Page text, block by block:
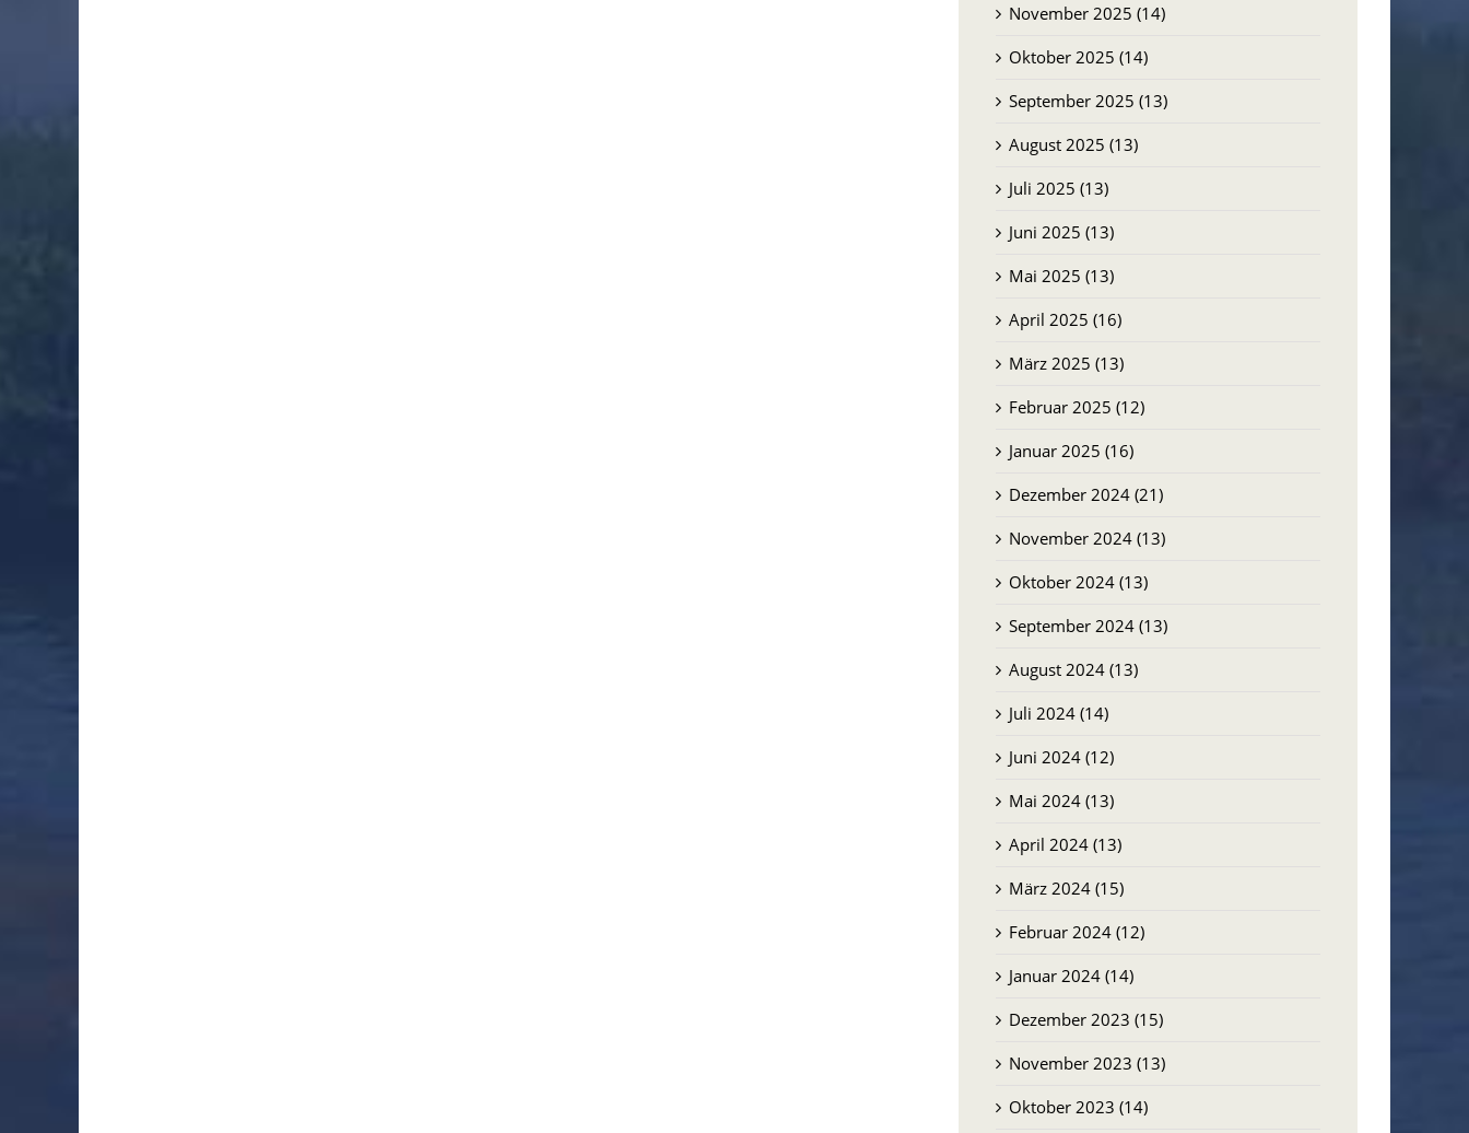
November 2025 (14)
Oktober 2025 (14)
September 2025 (13)
August 2025 (13)
Juli 2025 (13)
Juni 2025 (13)
Mai 2025 (13)
April 2025 (16)
März 2025 (13)
Februar 2025 (12)
Januar 2025 (16)
Dezember 2024 (21)
November 2024 (13)
Oktober 2024 (13)
September 2024 (13)
August 2024 (13)
Juli 2024 (14)
Juni 2024 (12)
Mai 2024 (13)
April 2024 (13)
März 2024 (15)
Februar 2024 (12)
Januar 2024 (14)
Dezember 2023 (15)
November 2023 (13)
Oktober 2023 (14)